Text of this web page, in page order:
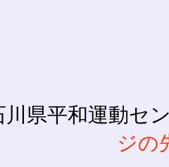
川県平和運動セ
ジの